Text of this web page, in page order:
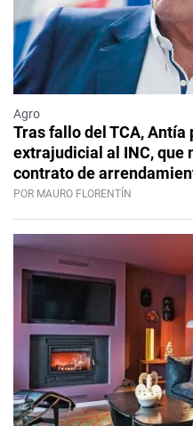
Agro
Tras fallo del TCA, Antía
extrajudicial al INC, que
contrato de
POR MAURO FLORENTÍN